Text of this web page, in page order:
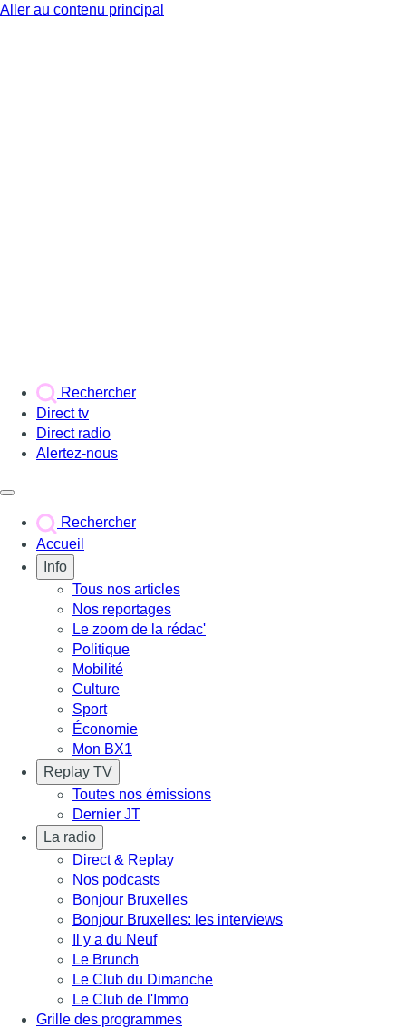
Aller au contenu principal
Rechercher
Direct tv
Direct radio
Alertez-nous
Rechercher
Accueil
Info
Tous nos articles
Nos reportages
Le zoom de la rédac'
Politique
Mobilité
Culture
Sport
Économie
Mon BX1
Replay TV
Toutes nos émissions
Dernier JT
La radio
Direct & Replay
Nos podcasts
Bonjour Bruxelles
Bonjour Bruxelles: les interviews
Il y a du Neuf
Le Brunch
Le Club du Dimanche
Le Club de l'Immo
Grille des programmes